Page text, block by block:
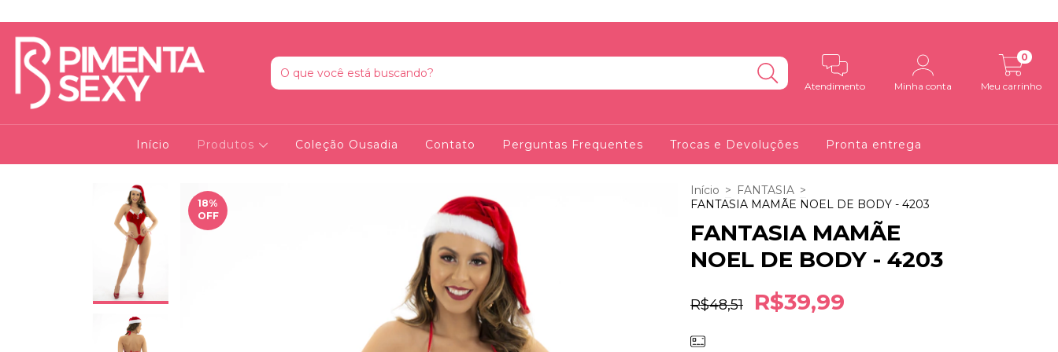
Atendimento Minha conta Meu carrinho
0
Início Produtos Coleção Ousadia Contato Perguntas Frequentes Trocas e Devoluções Pronta entrega
18%
OFF
Início > FANTASIA >
FANTASIA MAMÃE NOEL DE BODY - 4203
FANTASIA MAMÃE
NOEL DE BODY - 4203
R$48,51 R$39,99